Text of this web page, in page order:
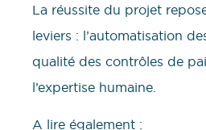
La réussite du projet
leviers : l’automatisation
qualité des contrôles de
l’expertise humaine.
A lire également :